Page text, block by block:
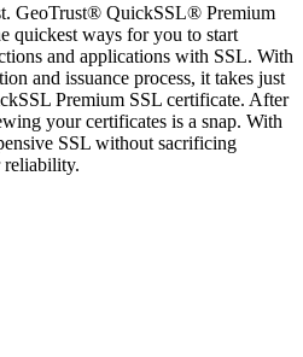
GeoTrust® QuickSSL® Premium
quickest ways for you to start
and applications with SSL. With
and issuance process, it takes just
Premium SSL certificate. After
your certificates is a snap. With
SSL without sacrificing
reliability.